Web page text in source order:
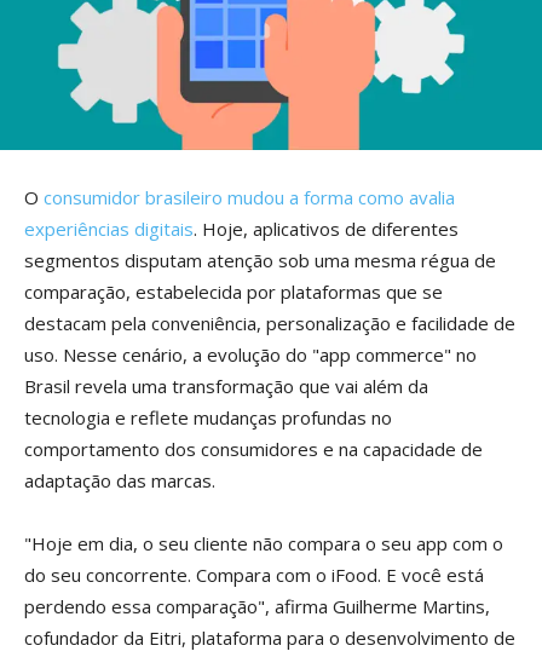
O consumidor brasileiro mudou a forma como avalia
experiências digitais. Hoje, aplicativos de diferentes
segmentos disputam atenção sob uma mesma régua de
comparação, estabelecida por plataformas que se
destacam pela conveniência, personalização e facilidade de
uso. Nesse cenário, a evolução do "app commerce" no
Brasil revela uma transformação que vai além da
tecnologia e reflete mudanças profundas no
comportamento dos consumidores e na capacidade de
adaptação das marcas.
"Hoje em dia, o seu cliente não compara o seu app com o
do seu concorrente. Compara com o iFood. E você está
perdendo essa comparação", afirma Guilherme Martins,
cofundador da Eitri, plataforma para o desenvolvimento de